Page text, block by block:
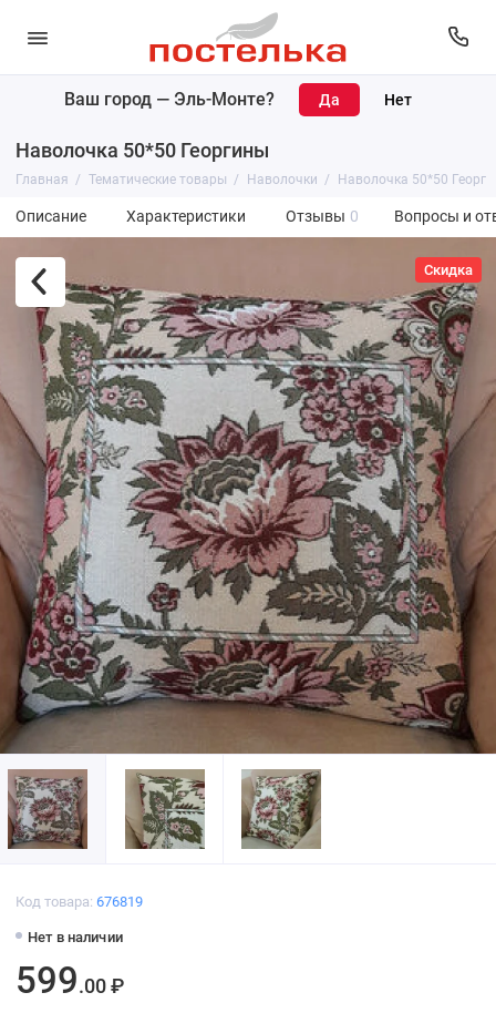
Ваш город — Эль-Монте?
Наволочка 50*50 Георгины
Главная Тематические товары Наволочки Наволочка 50*50
Описание Характеристики Отзывы 0 Вопросы и
Скидка
Код товара: 676819
Нет в наличии
599.00 ₽